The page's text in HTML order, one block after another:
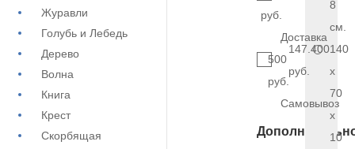
Журавли
Голубь и Лебедь
Дерево
Волна
Книга
Крест
Скорбящая
руб.
Доставка
500
руб.
Самовывоз
8
см.
147.400
руб.
140
x
70
x
10